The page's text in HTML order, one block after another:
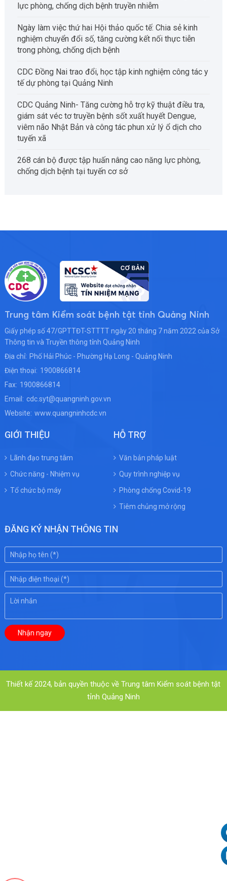
lực phòng, chống dịch bệnh truyền nhiễm
Ngày làm việc thứ hai Hội thảo quốc tế: Chia sẻ kinh
nghiệm chuyển đổi số, tăng cường kết nối thực tiễn
trong phòng, chống dịch bệnh
CDC Đồng Nai trao đổi, học tập kinh nghiệm công tác y
tế dự phòng tại Quảng Ninh
CDC Quảng Ninh- Tăng cường hỗ trợ kỹ thuật điều tra,
giám sát véc tơ truyền bệnh sốt xuất huyết Dengue,
viêm não Nhật Bản và công tác phun xử lý ổ dịch cho
tuyến xã
268 cán bộ được tập huấn nâng cao năng lực phòng,
chống dịch bệnh tại tuyến cơ sở
Trung tâm Kiểm soát bệnh tật tỉnh Quảng Ninh
Giấy phép số 47/GPTTĐT-STTTT ngày 20 tháng 7 năm 2022 của Sở
Thông tin và Truyền thông tỉnh Quảng Ninh
Địa chỉ: Phố Hải Phúc - Phường Hạ Long - Quảng Ninh
Điện thoại: 1900866814
Fax: 1900866814
Email: cdc.syt@quangninh.gov.vn
Website: www.quangninhcdc.vn
GIỚI THIỆU
Lãnh đạo trung tâm
Chức năng - Nhiệm vụ
Tổ chức bộ máy
HỖ TRỢ
Văn bản pháp luật
Quy trình nghiệp vụ
Phòng chống Covid-19
Tiêm chủng mở rộng
ĐĂNG KÝ NHẬN THÔNG TIN
Thiết kế 2024, bản quyền thuộc về Trung tâm Kiểm soát bệnh tật
tỉnh Quảng Ninh